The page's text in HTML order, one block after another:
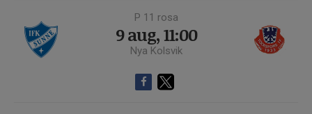
P 11 rosa
9 aug, 11:00
Nya Kolsvik